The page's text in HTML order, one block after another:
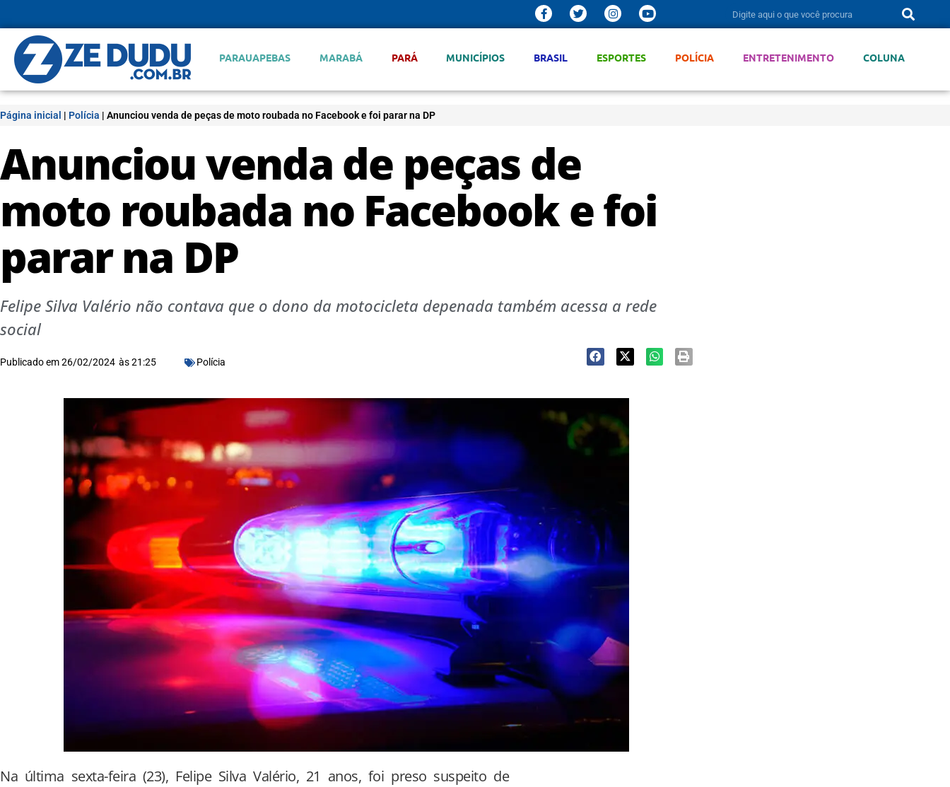
PARAUAPEBAS MARABÁ PARÁ MUNICÍPIOS BRASIL ESPORTES POLÍCIA ENTRETENIMENTO COLUNA
Página inicial | Polícia | Anunciou venda de peças de moto roubada no Facebook e foi parar na DP
Anunciou venda de peças de
moto roubada no Facebook e foi
parar na DP
Felipe Silva Valério não contava que o dono da motocicleta depenada também acessa a rede
social
Publicado em26/02/2024 às21:25 Polícia
Na última sexta-feira (23), Felipe Silva Valério, 21 anos, foi preso suspeito de